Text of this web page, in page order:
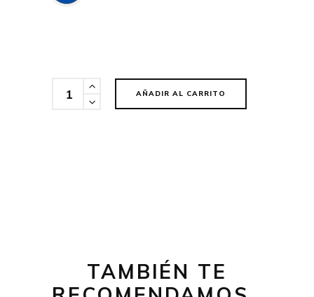
Cantidad
AÑADIR AL CARRITO
TAMBIÉN TE